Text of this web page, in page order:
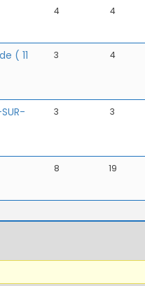
4 4
( 11
3 4
3 3
8 19